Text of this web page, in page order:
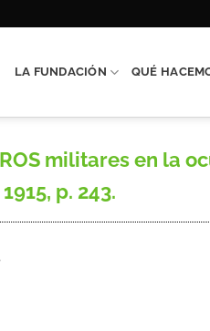
LA FUNDACIÓN QUÉ
militares en la
p. 243.